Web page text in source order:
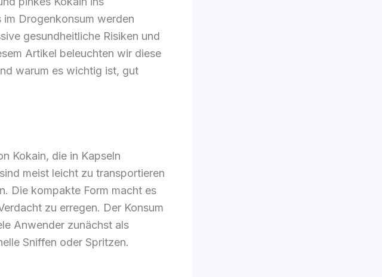
im Drogenkonsum werden
gesundheitliche Risiken und
Artikel beleuchten wir diese
warum es wichtig ist, gut
Kokain, die in Kapseln
meist leicht zu transportieren
Die kompakte Form macht es
zu erregen. Der Konsum
Anwender zunächst als
Sniffen oder Spritzen.